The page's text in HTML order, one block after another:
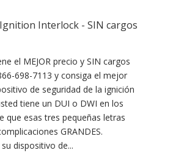
Interlock - SIN cargos
el MEJOR precio y SIN cargos
698-7113 y consiga el mejor
de seguridad de la ignición
tiene un DUI o DWI en los
que esas tres pequeñas letras
GRANDES.
dispositivo de...